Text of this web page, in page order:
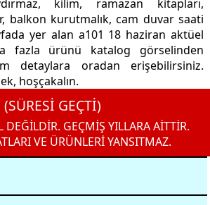
kilim, ramazan kitapları,
balkon kurutmalık, cam duvar saati
yer alan a101 18 haziran aktüel
fazla ürünü katalog görselinden
detaylara oradan erişebilirsiniz.
hoşçakalın.
(SÜRESİ GEÇTİ)
DEĞİLDİR. GEÇMİŞ YILLARA AİTTİR.
VE ÜRÜNLERİ YANSITMAZ.